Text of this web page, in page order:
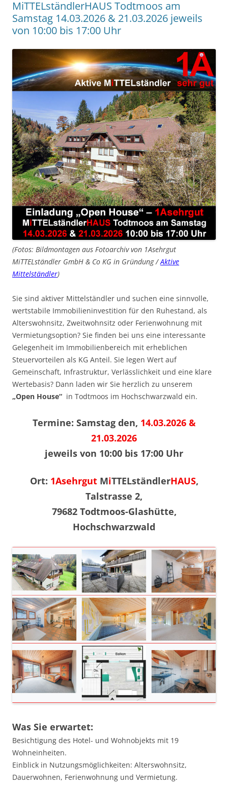
MiTTELständlerHAUS Todtmoos am
Samstag 14.03.2026 & 21.03.2026 jeweils
von 10:00 bis 17:00 Uhr
(Fotos: Bildmontagen aus Fotoarchiv von 1Asehrgut
MiTTELständler GmbH & Co KG in Gründung /Aktive
Mittelständler)
Sie sind aktiver Mittelständler und suchen eine sinnvolle,
wertstabile Immobilieninvestition für den Ruhestand, als
Alterswohnsitz, Zweitwohnsitz oder Ferienwohnung mit
Vermietungsoption? Sie finden bei uns eine interessante
Gelegenheit im Immobilienbereich mit erheblichen
Steuervorteilen als KG Anteil. Sie legen Wert auf
Gemeinschaft, Infrastruktur, Verlässlichkeit und eine klare
Wertebasis? Dann laden wir Sie herzlich zu unserem
„Open House“ in Todtmoos im Hochschwarzwald ein.
Termine: Samstag den, 14.03.2026 &
21.03.2026
jeweils von 10:00 bis 17:00 Uhr
Ort: 1AsehrgutMiTTELständlerHAUS,
Talstrasse 2,
79682 Todtmoos-Glashütte,
Hochschwarzwald
Was Sie erwartet:
Besichtigung des Hotel- und Wohnobjekts mit 19
Wohneinheiten.
Einblick in Nutzungsmöglichkeiten: Alterswohnsitz,
Dauerwohnen, Ferienwohnung und Vermietung.